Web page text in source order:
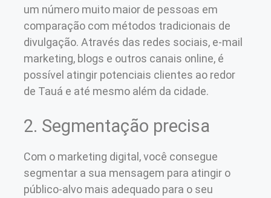
um número muito maior de pessoas em
comparação com métodos tradicionais de
divulgação. Através das redes sociais, e-mail
marketing, blogs e outros canais online, é
possível atingir potenciais clientes ao redor
de Tauá e até mesmo além da cidade.
2. Segmentação precisa
Com o marketing digital, você consegue
segmentar a sua mensagem para atingir o
público-alvo mais adequado para o seu